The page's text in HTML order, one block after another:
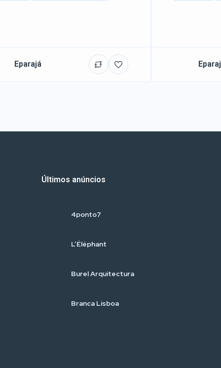
Eparajá
Últimos anúncios
4ponto7
L’Éléphant
Burel Arquitectura
Branca Lisboa